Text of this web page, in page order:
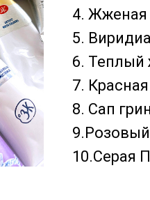
4. Жженая
5.
6. Теплый
7. Красная
8. Сап грин
10.Серая